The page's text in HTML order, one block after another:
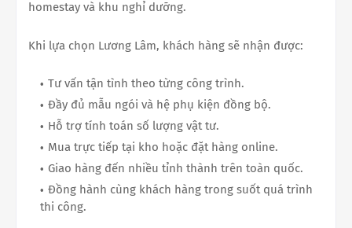
homestay và khu nghỉ dưỡng.
Khi lựa chọn Lương Lâm, khách hàng sẽ nhận được:
Tư vấn tận tình theo từng công trình.
Đầy đủ mẫu ngói và hệ phụ kiện đồng bộ.
Hỗ trợ tính toán số lượng vật tư.
Mua trực tiếp tại kho hoặc đặt hàng online.
Giao hàng đến nhiều tỉnh thành trên toàn quốc.
Đồng hành cùng khách hàng trong suốt quá trình
thi công.